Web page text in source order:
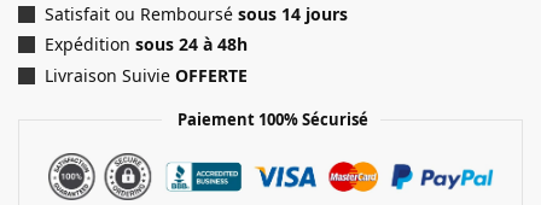
Satisfait ou Remboursé sous 14 jours
Expédition sous 24 à 48h
Livraison Suivie OFFERTE
Paiement 100% Sécurisé